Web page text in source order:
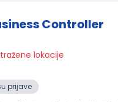
Controller
lokacije
prijave